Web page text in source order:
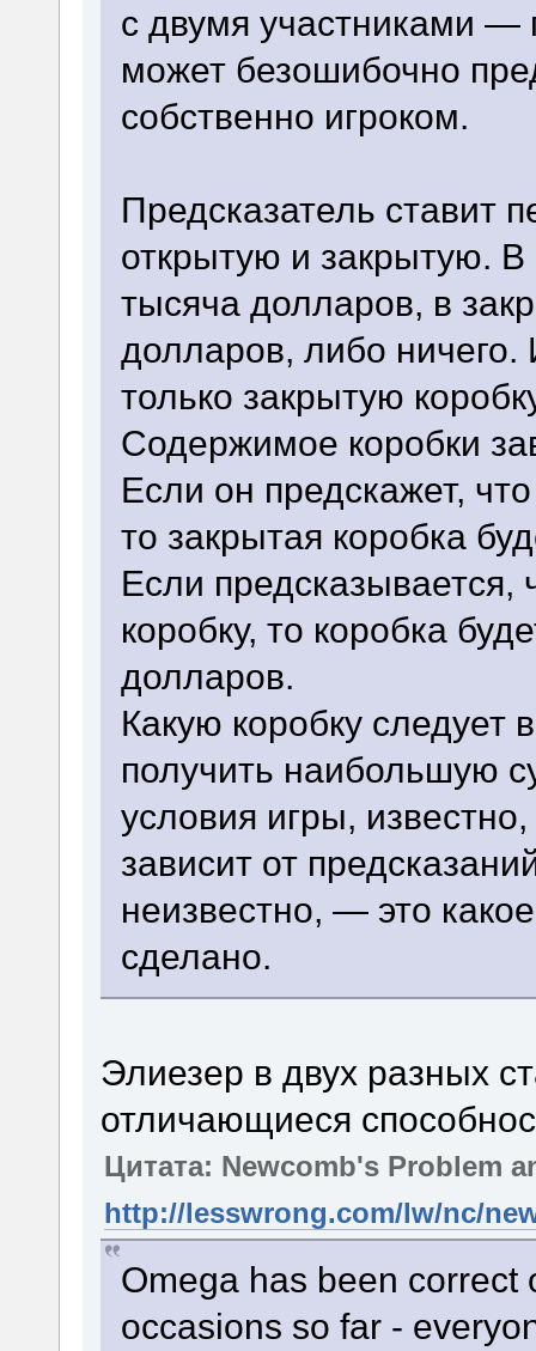
с двумя участниками —
может безошибочно
собственно игроком.
Предсказатель ставит
открытую и закрытую. В
тысяча долларов, в
долларов, либо ничего.
только закрытую
Содержимое коробки
Если он предскажет,
то закрытая коробка
Если предсказывается,
коробку, то коробка
долларов.
Какую коробку следует
получить наибольшую
условия игры,
зависит от
неизвестно, — это
сделано.
Элиезер в двух разных
отличающиеся
Цитата: Newcomb's Problem
http://lesswrong.com/lw/nc/
Omega has been
occasions so far -